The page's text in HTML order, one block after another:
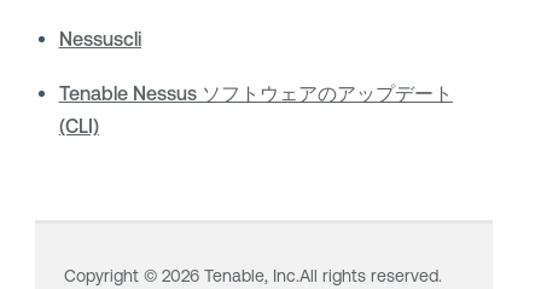
Nessuscli
Tenable Nessus ソフトウェアのアップデート
(CLI)
Copyright © 2026Tenable, Inc.All rights reserved.